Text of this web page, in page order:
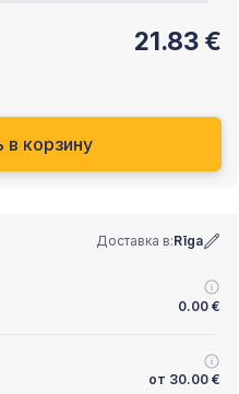
21.83 €
в корзину
Доставка в:Rīga
0.00 €
от 30.00 €